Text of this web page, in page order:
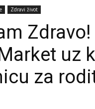
Zdravi život
uz
za